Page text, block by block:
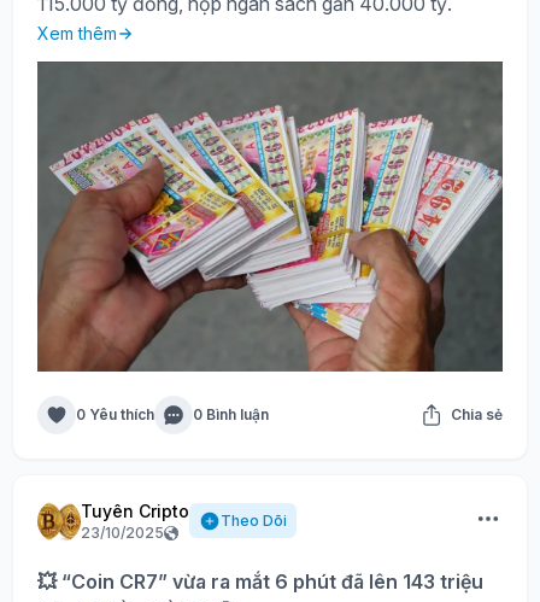
Xem thêm
0 Yêu thích 0 Bình luận Chia sẻ
Tuyên Cripto
23/10/2025
Theo Dõi
💥 “Coin CR7” vừa ra mắt 6 phút đã lên 143 triệu